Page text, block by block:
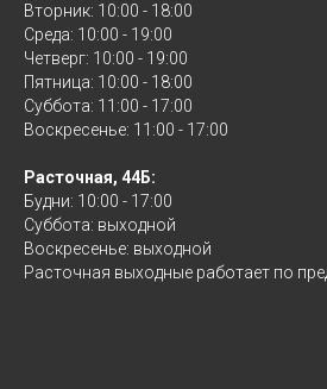
Вторник: 10:00 - 18:00
Среда: 10:00 - 19:00
Четверг: 10:00 - 19:00
Пятница: 10:00 - 18:00
Суббота: 11:00 - 17:00
Воскресенье: 11:00 - 17:00
Расточная, 44Б:
Будни: 10:00 - 17:00
Суббота: выходной
Воскресенье: выходной
Расточная выходные работает по